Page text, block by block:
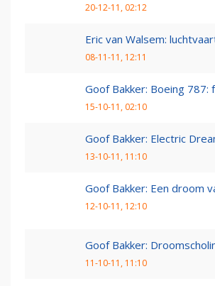
20-12-11, 02:12
Eric van Walsem:
08-11-11, 12:11
Goof Bakker: Boeing 787:
15-10-11, 02:10
Goof Bakker: Electric
13-10-11, 11:10
Goof Bakker: Een droom
12-10-11, 12:10
Goof Bakker:
11-10-11, 11:10